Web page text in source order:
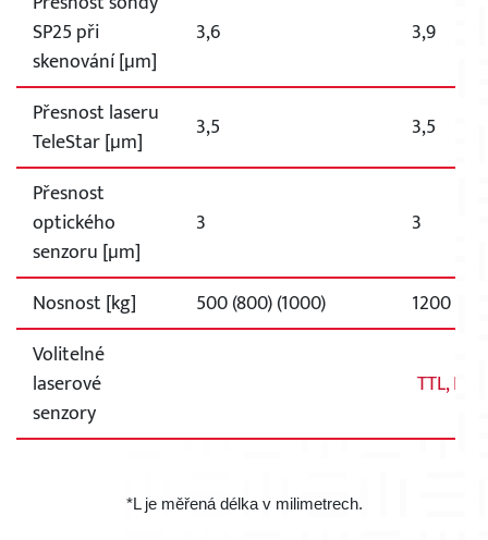
SP25 při
skenování [µm]
3,6 3,9
Přesnost laseru
TeleStar [µm]
3,5 3,5
Přesnost
optického
senzoru [µm]
3 3
Nosnost [kg] 500 (800) (1000)
1200
Volitelné
laserové
senzory
TTL,
*L je měřená délka v milimetrech.